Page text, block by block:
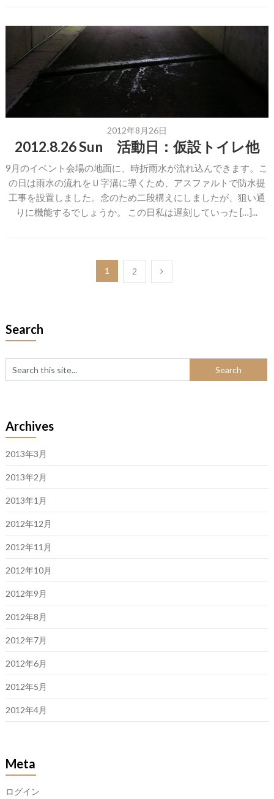
2012年8月26日
2012.8.26 Sun 活動日：仮設トイレ他
9月のイベント会場の地面に、時折雨水が流れ込んできます。こ
の日は雨水の流れをＵ字溝に導くため、アスファルトで防水提
工事を設置しました。念のため二段構えにしましたが、狙い通
りに機能するでしょうか。 この日私は遅刻していった […]...
ペ
ー
ジ
り
1 2
Search
Archives
2013年3月
2013年2月
2013年1月
2012年12月
2012年11月
2012年10月
2012年9月
2012年8月
2012年7月
2012年6月
2012年5月
2012年4月
Meta
ログイン